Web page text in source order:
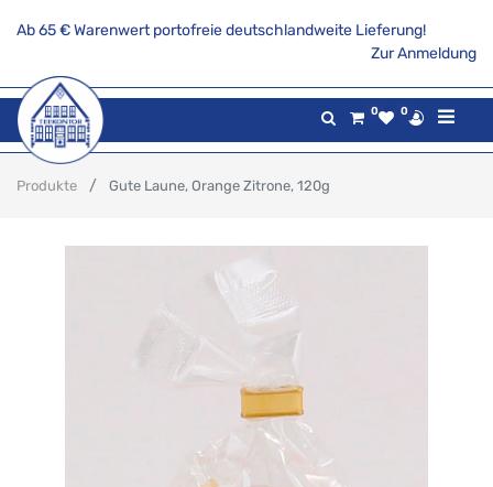
Ab 65 € Warenwert portofreie deutschlandweite Lieferung!
Zur Anmeldung
0 0
Produkte Gute Laune, Orange Zitrone, 120g